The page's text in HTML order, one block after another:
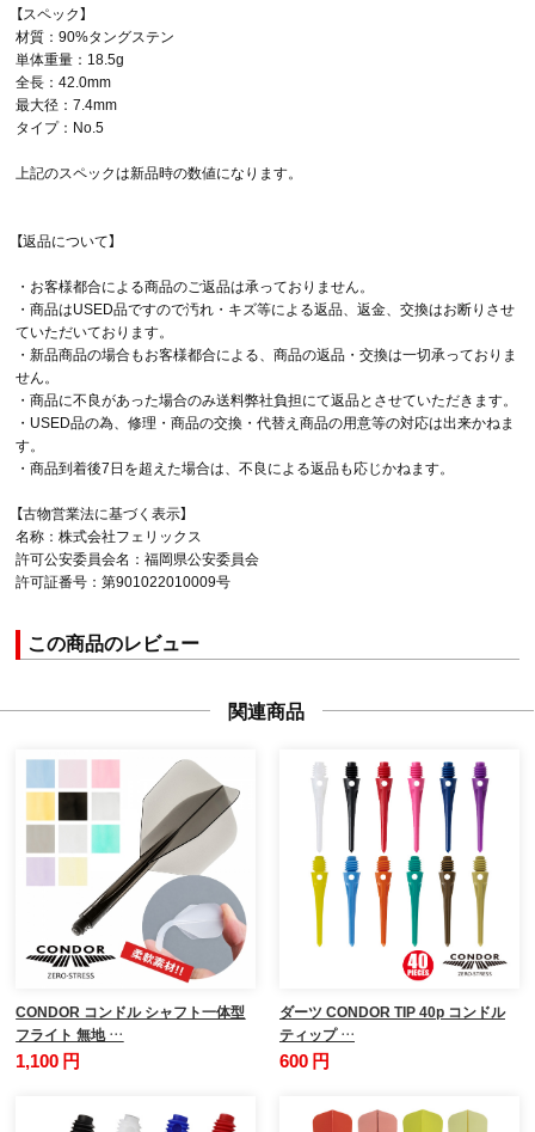
【スペック】
材質：90%タングステン
単体重量：18.5g
全長：42.0mm
最大径：7.4mm
タイプ：No.5
上記のスペックは新品時の数値になります。
【返品について】
・お客様都合による商品のご返品は承っておりません。
・商品はUSED品ですので汚れ・キズ等による返品、返金、交換はお断りさせ
ていただいております。
・新品商品の場合もお客様都合による、商品の返品・交換は一切承っておりま
せん。
・商品に不良があった場合のみ送料弊社負担にて返品とさせていただきます。
・USED品の為、修理・商品の交換・代替え商品の用意等の対応は出来かねま
す。
・商品到着後7日を超えた場合は、不良による返品も応じかねます。
【古物営業法に基づく表示】
名称：株式会社フェリックス
許可公安委員会名：福岡県公安委員会
許可証番号：第901022010009号
この商品のレビュー
関連商品
CONDOR コンドル シャフト一体型
フライト 無地 …
1,100 円
ダーツ CONDOR TIP 40p コンドル
ティップ …
600 円